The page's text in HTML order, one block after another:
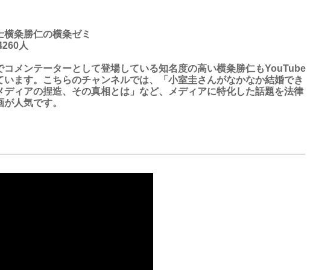
粂勝仁の横粂ゼミ
人
コメンテーターとして登場している知名度の高い横粂勝仁もYouTube
います。こちらのチャンネルでは、「小室圭さんがなかなか結婚でき
ディアの捏造、その真相とは」など、メディアに特化した話題を法律
人気です。